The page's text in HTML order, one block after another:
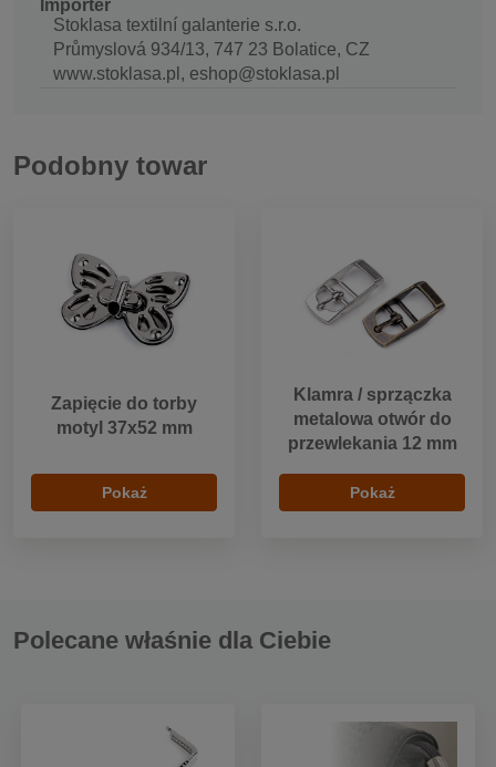
Importer
Stoklasa textilní galanterie s.r.o.
Průmyslová 934/13, 747 23 Bolatice, CZ
www.stoklasa.pl, eshop@stoklasa.pl
Podobny towar
Zapięcie do torby
motyl 37x52 mm
Pokaż
Klamra / sprzączka
metalowa otwór do
przewlekania 12 mm
Pokaż
Polecane właśnie dla Ciebie